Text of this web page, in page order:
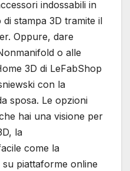
indossabili in
stampa 3D tramite il
Oppure, dare
o alle
3D di LeFabShop
con la
sposa. Le opzioni
hai una visione per
la
come la
piattaforme online